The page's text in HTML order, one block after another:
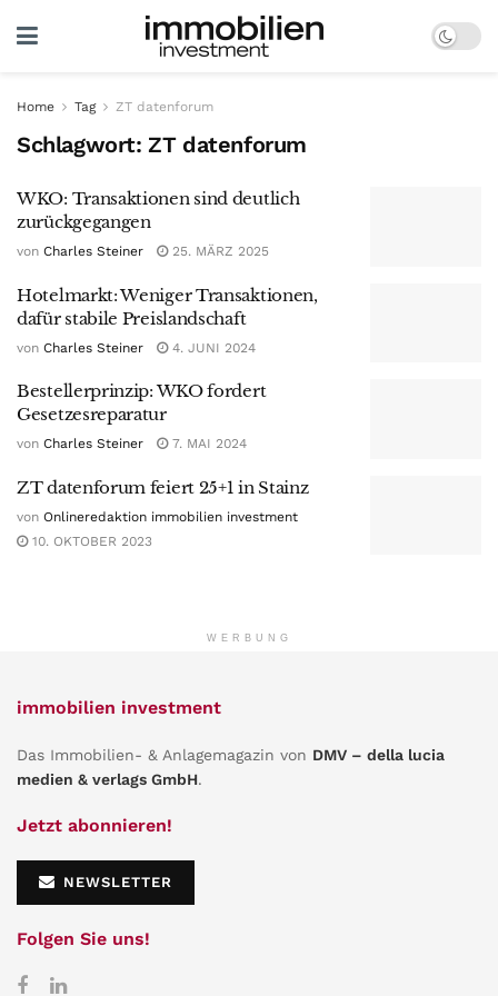
Home Tag ZT datenforum
Schlagwort:ZT datenforum
WKO: Transaktionen sind deutlich
zurückgegangen
von Charles Steiner 25. MÄRZ 2025
Hotelmarkt: Weniger Transaktionen,
dafür stabile Preislandschaft
von Charles Steiner 4. JUNI 2024
Bestellerprinzip: WKO fordert
Gesetzesreparatur
von Charles Steiner 7. MAI 2024
ZT datenforum feiert 25+1 in Stainz
von Onlineredaktion immobilien investment
10. OKTOBER 2023
WERBUNG
immobilien investment
Das Immobilien- & Anlagemagazin von DMV – della lucia
medien & verlags GmbH.
Jetzt abonnieren!
NEWSLETTER
Folgen Sie uns!